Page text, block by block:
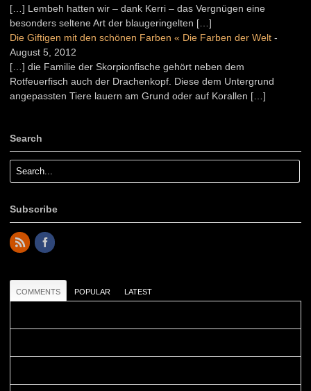
[…] Lembeh hatten wir – dank Kerri – das Vergnügen eine
besonders seltene Art der blaugeringelten […]
Die Giftigen mit den schönen Farben « Die Farben der Welt -
August 5, 2012
[…] die Familie der Skorpionfische gehört neben dem
Rotfeuerfisch auch der Drachenkopf. Diese dem Untergrund
angepassten Tiere lauern am Grund oder auf Korallen […]
Search
Subscribe
COMMENTS POPULAR LATEST